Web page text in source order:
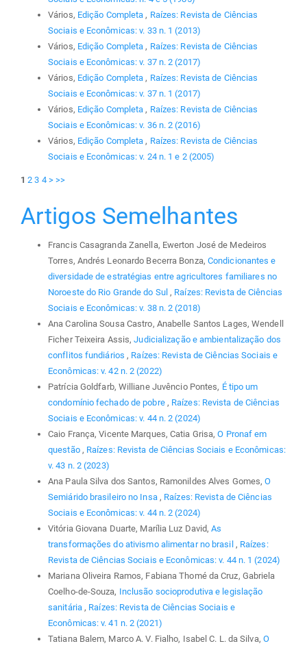
Vários, Edição Completa , Raízes: Revista de Ciências
Sociais e Econômicas: v. 33 n. 1 (2013)
Vários, Edição Completa , Raízes: Revista de Ciências
Sociais e Econômicas: v. 37 n. 2 (2017)
Vários, Edição Completa , Raízes: Revista de Ciências
Sociais e Econômicas: v. 37 n. 1 (2017)
Vários, Edição Completa , Raízes: Revista de Ciências
Sociais e Econômicas: v. 36 n. 2 (2016)
Vários, Edição Completa , Raízes: Revista de Ciências
Sociais e Econômicas: v. 24 n. 1 e 2 (2005)
1 2 3 4 > >>
Artigos Semelhantes
Francis Casagranda Zanella, Ewerton José de Medeiros
Torres, Andrés Leonardo Becerra Bonza, Condicionantes e
diversidade de estratégias entre agricultores familiares no
Noroeste do Rio Grande do Sul , Raízes: Revista de Ciências
Sociais e Econômicas: v. 38 n. 2 (2018)
Ana Carolina Sousa Castro, Anabelle Santos Lages, Wendell
Ficher Teixeira Assis,Judicialização e ambientalização dos
conflitos fundiários , Raízes: Revista de Ciências Sociais e
Econômicas: v. 42 n. 2 (2022)
Patrícia Goldfarb, Williane Juvêncio Pontes, É tipo um
condomínio fechado de pobre , Raízes: Revista de Ciências
Sociais e Econômicas: v. 44 n. 2 (2024)
Caio França, Vicente Marques, Catia Grisa,O Pronaf em
questão , Raízes: Revista de Ciências Sociais e Econômicas:
v. 43 n. 2 (2023)
Ana Paula Silva dos Santos, Ramonildes Alves Gomes,O
Semiárido brasileiro no Insa , Raízes: Revista de Ciências
Sociais e Econômicas: v. 44 n. 2 (2024)
Vitória Giovana Duarte, Marília Luz David,As
transformações do ativismo alimentar no brasil , Raízes:
Revista de Ciências Sociais e Econômicas: v. 44 n. 1 (2024)
Mariana Oliveira Ramos, Fabiana Thomé da Cruz, Gabriela
Coelho-de-Souza, Inclusão socioprodutiva e legislação
sanitária , Raízes: Revista de Ciências Sociais e
Econômicas: v. 41 n. 2 (2021)
Tatiana Balem, Marco A. V. Fialho, Isabel C. L. da Silva, O